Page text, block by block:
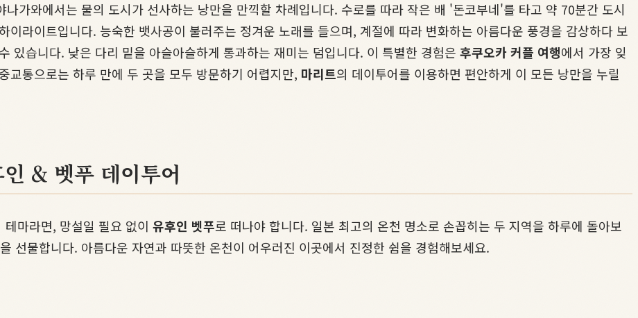
가와에서는 물의 도시가 선사하는 낭만을 만끽할 차례입니다. 수로를 따라 작은 배 '돈코부네'를 타고 약 70분간 도시
이라이트입니다. 능숙한 뱃사공이 불러주는 정겨운 노래를 들으며, 계절에 따라 변화하는 아름다운 풍경을 감상하다 보
있습니다. 낮은 다리 밑을 아슬아슬하게 통과하는 재미는 덤입니다. 이 특별한 경험은 후쿠오카 커플 여행에서 가장 잊
통으로는 하루 만에 두 곳을 모두 방문하기 어렵지만, 마리트의 데이투어를 이용하면 편안하게 이 모든 낭만을 누릴
& 벳푸 데이투어
마라면, 망설일 필요 없이 유후인 벳푸로 떠나야 합니다. 일본 최고의 온천 명소로 손꼽히는 두 지역을 하루에 돌아보
선물합니다. 아름다운 자연과 따뜻한 온천이 어우러진 이곳에서 진정한 쉼을 경험해보세요.